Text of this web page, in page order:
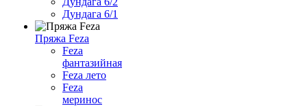
Дундага 6/1
Пряжа Feza
Feza
фантазийная
Feza лето
Feza
меринос